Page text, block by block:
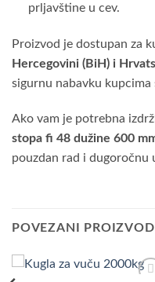
prljavštine u cev.
Proizvod je dostupan za
Hercegovini (BiH) i
sigurnu nabavku kupcima
Ako vam je potrebna
stopa fi 48 dužine 600
pouzdan rad i dugoročnu
POVEZANI PROIZVODI